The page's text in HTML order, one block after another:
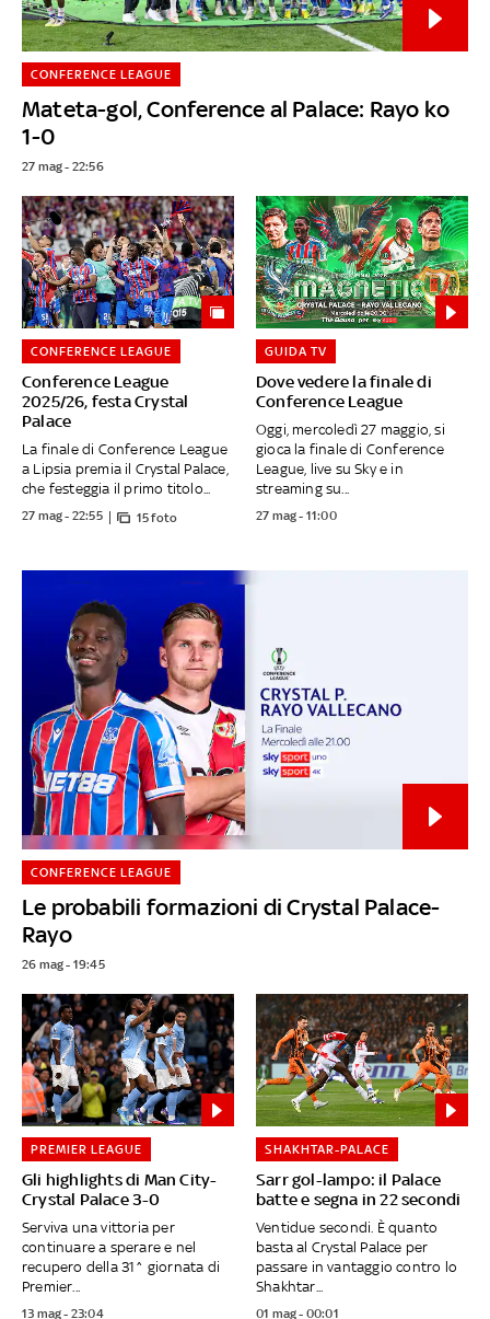
Mateta-gol, Conference al Palace: Rayo ko
1-0
CONFERENCE LEAGUE
27 mag - 22:56
Conference League
2025/26, festa Crystal
Palace
CONFERENCE LEAGUE
La finale di Conference League
a Lipsia premia il Crystal Palace,
che festeggia il primo titolo...
27 mag - 22:55 15 foto
Dove vedere la finale di
Conference League
GUIDA TV
Oggi, mercoledì 27 maggio, si
gioca la finale di Conference
League, live su Sky e in
streaming su...
27 mag - 11:00
Le probabili formazioni di Crystal Palace-
Rayo
CONFERENCE LEAGUE
26 mag - 19:45
Gli highlights di Man City-
Crystal Palace 3-0
PREMIER LEAGUE
Serviva una vittoria per
continuare a sperare e nel
recupero della 31^ giornata di
Premier...
13 mag - 23:04
Sarr gol-lampo: il Palace
batte e segna in 22 secondi
SHAKHTAR-PALACE
Ventidue secondi. È quanto
basta al Crystal Palace per
passare in vantaggio contro lo
Shakhtar...
01 mag - 00:01